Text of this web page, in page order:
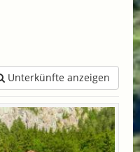
Unterkünfte anzeigen